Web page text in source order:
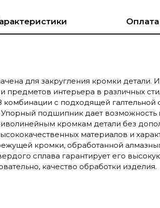
для закругления кромки детали.
предметов интерьера в различных
комбинации с подходящей
подшипник дает возможность
кромкам детали без
материалов и
кромки, обработанной
сплава гарантирует его
качество обработки изделия.